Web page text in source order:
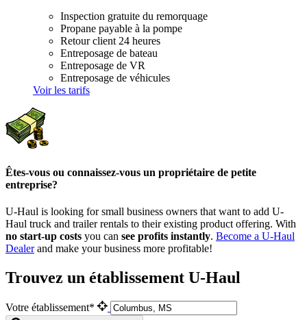
Inspection gratuite du remorquage
Propane payable à la pompe
Retour client 24 heures
Entreposage de bateau
Entreposage de VR
Entreposage de véhicules
Voir les tarifs
Êtes-vous ou connaissez-vous un propriétaire de petite
entreprise?
U-Haul is looking for small business owners that want to add U-
Haul truck and trailer rentals to their existing product offering. With
no start-up costs you can see profits instantly. Become a U-Haul
Dealerand make your business more profitable!
Trouvez un établissement U-Haul
Votre établissement*